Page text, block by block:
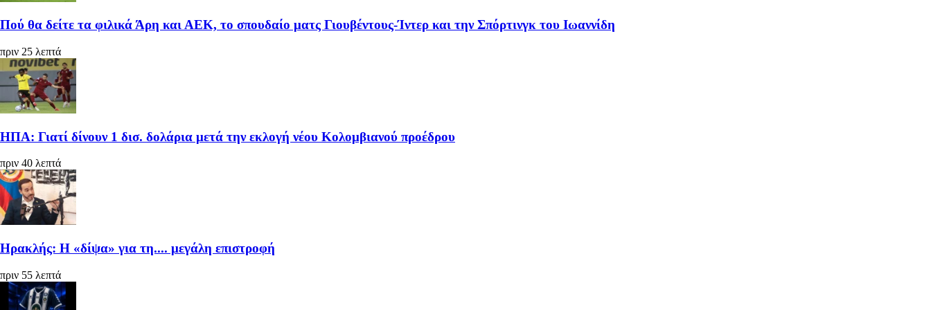
Πού θα δείτε τα φιλικά Άρη και ΑΕΚ, το σπουδαίο ματς Γιουβέντους-Ίντερ και την Σπόρτινγκ του Ιωαννίδη
πριν 25 λεπτά
ΗΠΑ: Γιατί δίνουν 1 δισ. δολάρια μετά την εκλογή νέου Κολομβιανού προέδρου
πριν 40 λεπτά
Ηρακλής: Η «δίψα» για τη.... μεγάλη επιστροφή
πριν 55 λεπτά